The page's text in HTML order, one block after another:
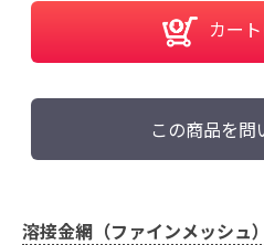
カー
この商品を問
溶接金網（ファインメッシュ